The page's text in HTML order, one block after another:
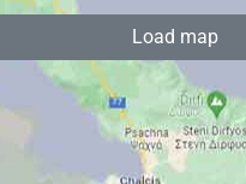
Load map